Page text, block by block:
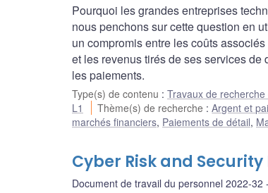
Pourquoi les grandes entreprises
nous penchons sur cette question en
un compromis entre les coûts
et les revenus tirés de ses services
les paiements.
Type(s) de contenu : Travaux de
L1
Thème(s) de recherche :Argent et
marchés financiers, Paiements de détail,
Cyber Risk and
Document de travail du personnel 2022-32